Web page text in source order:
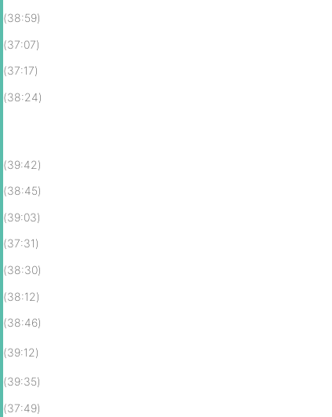
(38:59)
(37:07)
(37:17)
(38:24)
(39:42)
(38:45)
(39:03)
(37:31)
(38:30)
(38:12)
(38:46)
(39:12)
(39:35)
(37:49)